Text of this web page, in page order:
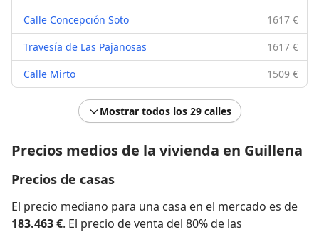
Calle Concepción Soto
1617 €
Travesía de Las Pajanosas
1617 €
Calle Mirto
1509 €
Mostrar todos los 29 calles
Precios medios de la vivienda en Guillena
Precios de casas
El precio mediano para una casa en el mercado es de
183.463 €. El precio de venta del 80% de las